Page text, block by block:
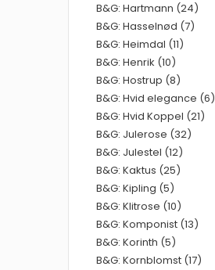
B&G: Hartmann (24)
B&G: Hasselnød (7)
B&G: Heimdal (11)
B&G: Henrik (10)
B&G: Hostrup (8)
B&G: Hvid elegance (6)
B&G: Hvid Koppel (21)
B&G: Julerose (32)
B&G: Julestel (12)
B&G: Kaktus (25)
B&G: Kipling (5)
B&G: Klitrose (10)
B&G: Komponist (13)
B&G: Korinth (5)
B&G: Kornblomst (17)